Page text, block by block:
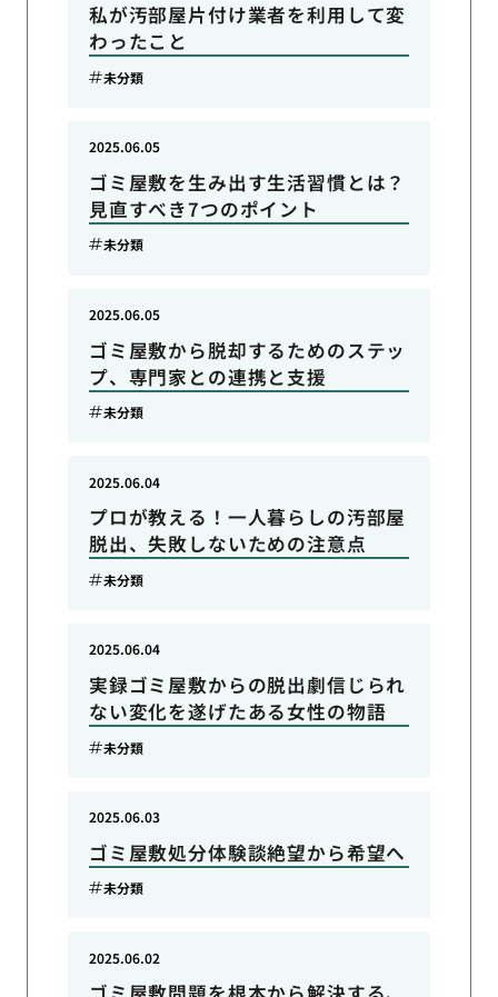
私が汚部屋片付け業者を利用して変
わったこと
未分類
ゴミ屋敷を生み出す生活習慣とは？
見直すべき7つのポイント
2025.06.05
未分類
ゴミ屋敷から脱却するためのステッ
プ、専門家との連携と支援
2025.06.05
未分類
プロが教える！一人暮らしの汚部屋
脱出、失敗しないための注意点
2025.06.04
未分類
実録ゴミ屋敷からの脱出劇信じられ
ない変化を遂げたある女性の物語
2025.06.04
未分類
ゴミ屋敷処分体験談絶望から希望へ
2025.06.03
未分類
2025.06.02